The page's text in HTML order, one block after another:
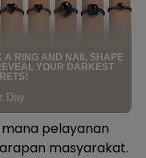
pelayanan
masyarakat.